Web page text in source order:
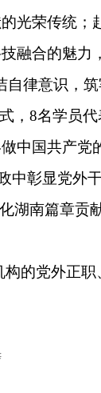
光荣传统 ；
融合的魅力，
自律意识，筑
， 8名学员
中国共产党
中彰显党外
湖南篇章贡
构的党外正职